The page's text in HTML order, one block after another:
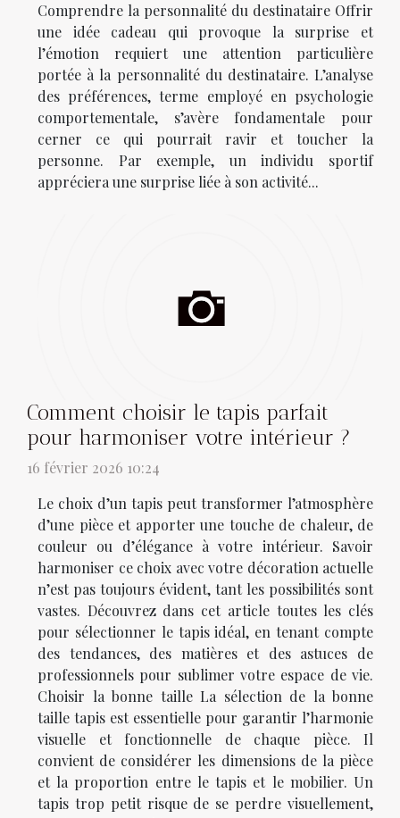
Comprendre la personnalité du destinataire Offrir
une idée cadeau qui provoque la surprise et
l’émotion requiert une attention particulière
portée à la personnalité du destinataire. L’analyse
des préférences, terme employé en psychologie
comportementale, s’avère fondamentale pour
cerner ce qui pourrait ravir et toucher la
personne. Par exemple, un individu sportif
appréciera une surprise liée à son activité...
Comment choisir le tapis parfait
pour harmoniser votre intérieur ?
16 février 2026 10:24
Le choix d’un tapis peut transformer l’atmosphère
d’une pièce et apporter une touche de chaleur, de
couleur ou d’élégance à votre intérieur. Savoir
harmoniser ce choix avec votre décoration actuelle
n’est pas toujours évident, tant les possibilités sont
vastes. Découvrez dans cet article toutes les clés
pour sélectionner le tapis idéal, en tenant compte
des tendances, des matières et des astuces de
professionnels pour sublimer votre espace de vie.
Choisir la bonne taille La sélection de la bonne
taille tapis est essentielle pour garantir l’harmonie
visuelle et fonctionnelle de chaque pièce. Il
convient de considérer les dimensions de la pièce
et la proportion entre le tapis et le mobilier. Un
tapis trop petit risque de se perdre visuellement,